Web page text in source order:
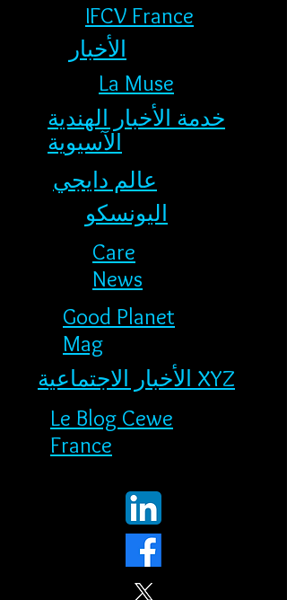
IFCV France
الأخبار
La Muse
خدمة الأخبار الهندية
الآسيوية
عالم دايجي
اليونسكو
Care
News
Good Planet
Mag
الأخبار الاجتماعية XYZ
Le Blog Cewe
France